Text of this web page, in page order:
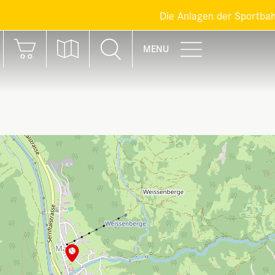
Die Anlagen der Sportbahnen
MENU